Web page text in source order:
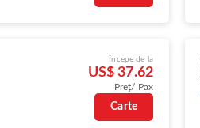
Începe de la
US$ 37.62
Preț/ Pax
Carte